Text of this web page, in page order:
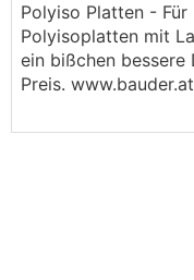
Polyiso Platten -
Polyisoplatten mit
ein bißchen bessere
Preis. www.bauder.at